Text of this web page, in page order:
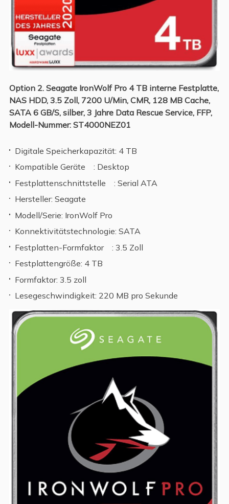
Option 2. Seagate IronWolf Pro 4 TB interne Festplatte,
NAS HDD, 3.5 Zoll, 7200 U/Min, CMR, 128 MB Cache,
SATA 6 GB/S, silber, 3 Jahre Data Rescue Service, FFP,
Modell-Nummer: ST4000NEZ01
Digitale Speicherkapazität: 4 TB
Kompatible Geräte : Desktop
Festplattenschnittstelle : Serial ATA
Hersteller: Seagate
Modell/Serie: IronWolf Pro
Konnektivitätstechnologie: SATA
Festplatten-Formfaktor : 3.5 Zoll
Festplattengröße: 4 TB
Formfaktor: 3.5 zoll
Lesegeschwindigkeit: 220 MB pro Sekunde